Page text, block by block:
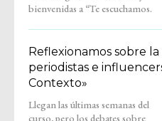
bienvenidas a “Te escuchamos.
Reflexionamos sobre
periodistas e
Contexto»
Llegan las últimas semanas del
curso, pero los debates sobre
nuestro propio podcast de
#Entremedios. Laura Jiménez,